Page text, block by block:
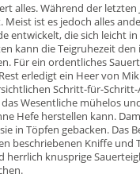
alles. Während der
ist es jedoch alles
entwickelt, die sich leicht
kann die Teigruhezeit
Für ein ordentliches
erledigt ein Heer von
Schritt-für-
Wesentliche mühelos
Hefe herstellen kann.
in Töpfen gebacken. Das
beschriebenen Kniffe und
herrlich knusprige